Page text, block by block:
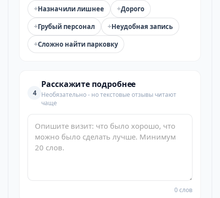
+Назначили лишнее +Дорого
+Грубый персонал +Неудобная запись
+Сложно найти парковку
4
Расскажите подробнее
Необязательно - но текстовые отзывы читают
чаще
0 слов